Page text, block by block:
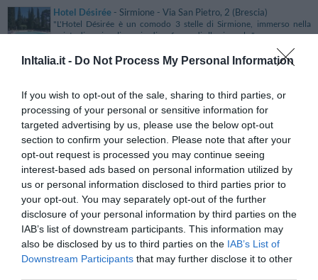
InItalia.it - Do Not Process My Personal Information
If you wish to opt-out of the sale, sharing to third parties, or
processing of your personal or sensitive information for
targeted advertising by us, please use the below opt-out
section to confirm your selection. Please note that after your
opt-out request is processed you may continue seeing
interest-based ads based on personal information utilized by
us or personal information disclosed to third parties prior to
your opt-out. You may separately opt-out of the further
disclosure of your personal information by third parties on the
IAB’s list of downstream participants. This information may
also be disclosed by us to third parties on the IAB’s List of
Downstream Participants that may further disclose it to other
Hotel Désirée - Sirmione - Via San Pietro, 2 (Brescia)
"L'Hotel Désirée è un comodo 3 stelle di Sirmione, immerso nella
quiete di un rigoglioso giardino, fra verdi alberi secol..."
Hotel Di Nardo- Petacciato - Via Pier Paolo Pasolini, 7
livello del mare, a breve distanza dalle spiagge..."
Hotel di Portaromana- Milano - Via Papi, 18 (Milano)
"L’Hotel Porta Romana si trova nel centro di Milano a breve distanza
dai principali luoghi di interesse cittadino. La su..."
Hotel Di Rienzo- Roma - Via Principe Amedeo, 79/a (Roma)
"L'Hotel di Rienzo sorge nel centro di Roma a pochi passi dalla
Stazione Termini, in ottimo collegamento con il Colosseo,..."
Hotel Di Sor Paolo- San Casciano In Val Di Pesa - Via Cassia
Per Firenze, 40 (Firenze)
"L'Hotel di Sor Paolo sorge nel verde del Chianti tra colline e vigneti, a
10 minuti d'auto da Firenze e a 30 da Siena, u..."